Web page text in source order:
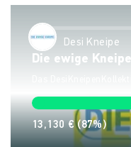
Desi Kneipe
Die ewige
13,130 €(87%)